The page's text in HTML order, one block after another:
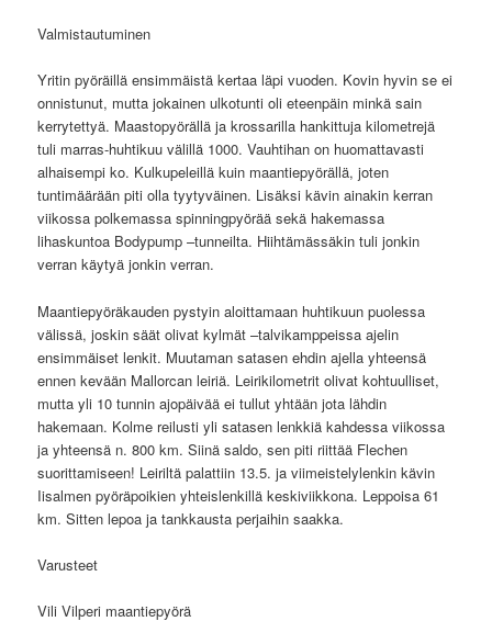
Valmistautuminen
Yritin pyöräillä ensimmäistä kertaa läpi vuoden. Kovin hyvin se ei
onnistunut, mutta jokainen ulkotunti oli eteenpäin minkä sain
kerrytettyä. Maastopyörällä ja krossarilla hankittuja kilometrejä
tuli marras-huhtikuu välillä 1000. Vauhtihan on huomattavasti
alhaisempi ko. Kulkupeleillä kuin maantiepyörällä, joten
tuntimäärään piti olla tyytyväinen. Lisäksi kävin ainakin kerran
viikossa polkemassa spinningpyörää sekä hakemassa
lihaskuntoa Bodypump –tunneilta. Hiihtämässäkin tuli jonkin
verran käytyä jonkin verran.
Maantiepyöräkauden pystyin aloittamaan huhtikuun puolessa
välissä, joskin säät olivat kylmät –talvikamppeissa ajelin
ensimmäiset lenkit. Muutaman satasen ehdin ajella yhteensä
ennen kevään Mallorcan leiriä. Leirikilometrit olivat kohtuulliset,
mutta yli 10 tunnin ajopäivää ei tullut yhtään jota lähdin
hakemaan. Kolme reilusti yli satasen lenkkiä kahdessa viikossa
ja yhteensä n. 800 km. Siinä saldo, sen piti riittää Flechen
suorittamiseen! Leiriltä palattiin 13.5. ja viimeistelylenkin kävin
Iisalmen pyöräpoikien yhteislenkillä keskiviikkona. Leppoisa 61
km. Sitten lepoa ja tankkausta perjaihin saakka.
Varusteet
Vili Vilperi maantiepyörä